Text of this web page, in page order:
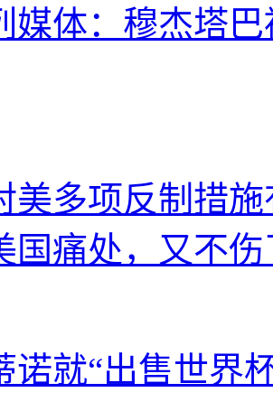
媒体：穆杰塔
美多项反制措
国痛处，又不
诺就“出售世界